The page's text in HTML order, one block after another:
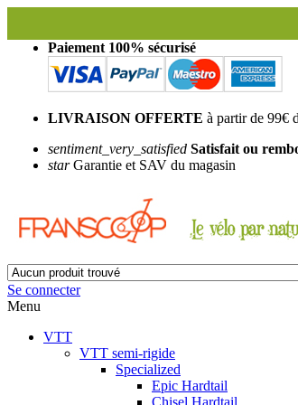
Paiement 100% sécurisé
LIVRAISON OFFERTE à partir de 99€
sentiment_very_satisfied Satisfait ou
starGarantie et SAV du magasin
Se connecter
Menu
VTT
VTT semi-rigide
Specialized
Epic Hardtail
Chisel Hardtail